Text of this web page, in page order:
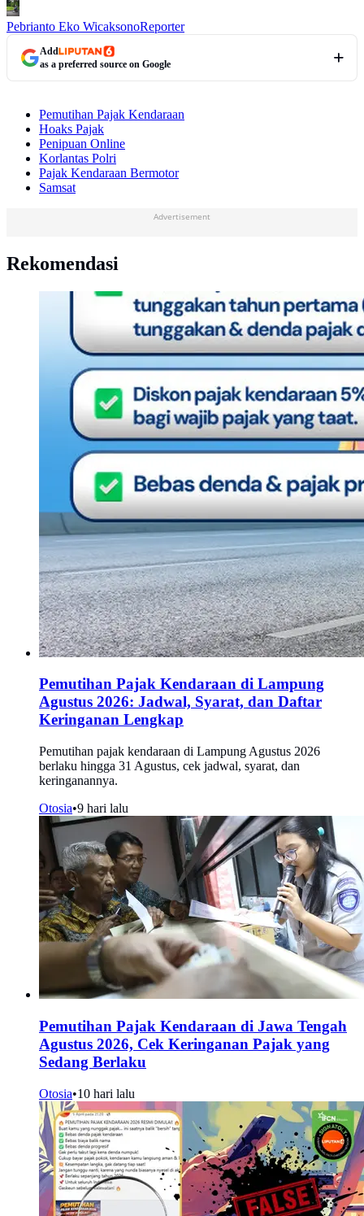
Pebrianto Eko WicaksonoReporter
Add
as a preferred source on Google
Pemutihan Pajak Kendaraan
Hoaks Pajak
Penipuan Online
Korlantas Polri
Pajak Kendaraan Bermotor
Samsat
Advertisement
Rekomendasi
Pemutihan Pajak Kendaraan di Lampung
Agustus 2026: Jadwal, Syarat, dan Daftar
Keringanan Lengkap
Pemutihan pajak kendaraan di Lampung Agustus 2026
berlaku hingga 31 Agustus, cek jadwal, syarat, dan
keringanannya.
Otosia•9 hari lalu
Pemutihan Pajak Kendaraan di Jawa Tengah
Agustus 2026, Cek Keringanan Pajak yang
Sedang Berlaku
Otosia•10 hari lalu